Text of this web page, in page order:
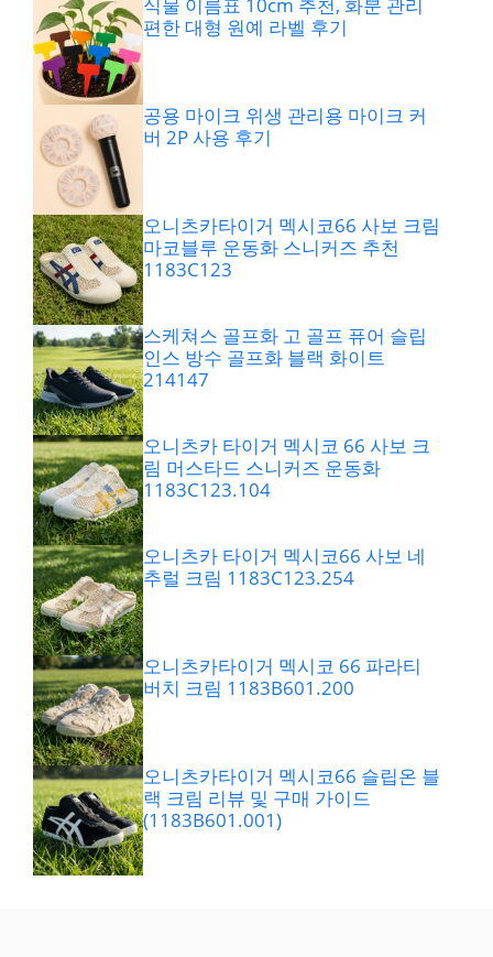
편한 대형 원예 라벨 후기
공용 마이크 위생 관리용 마이크 커
버 2P 사용 후기
오니츠카타이거 멕시코66 사보 크림
마코블루 운동화 스니커즈 추천
1183C123
스케쳐스 골프화 고 골프 퓨어 슬립
인스 방수 골프화 블랙 화이트
214147
오니츠카 타이거 멕시코 66 사보 크
림 머스타드 스니커즈 운동화
1183C123.104
오니츠카 타이거 멕시코66 사보 네
추럴 크림 1183C123.254
오니츠카타이거 멕시코 66 파라티
버치 크림 1183B601.200
오니츠카타이거 멕시코66 슬립온 블
랙 크림 리뷰 및 구매 가이드
(1183B601.001)